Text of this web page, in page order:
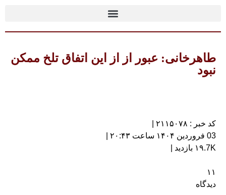
طاهرخانی: عبور از از این اتفاق تلخ ممکن
نبود
کد خبر : ۲۱۱۵۰۷۸ |
03 فروردین ۱۴۰۴ ساعت ۲۰:۴۳ |
۱۹.7K بازدید |
۱۱
دیدگاه